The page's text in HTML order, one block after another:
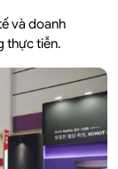
và doanh
thực tiễn.